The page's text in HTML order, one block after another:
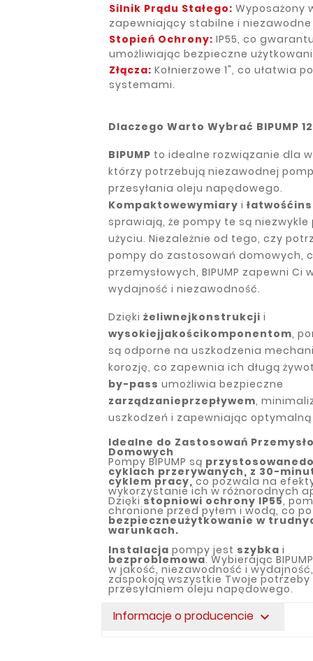
Silnik Prądu Stałego: Wyposażony
zapewniający stabilne i niezawodne
Stopień Ochrony: IP55, co
umożliwiając bezpieczne
Złącza: Kołnierzowe 1", co ułatwia
systemami.
Dlaczego Warto Wybrać BIPUMP
BIPUMP to idealne rozwiązanie dla
którzy potrzebują niezawodnej
przesyłania oleju napędowego.
Kompaktowewymiary i łatwość
sprawiają, że pompy te są
użyciu. Niezależnie od tego, czy
pompy do zastosowań domowych,
przemysłowych, BIPUMP zapewni Ci
wydajność i niezawodność.
Dzięki żeliwnejkonstrukcji i
wysokiejjakościkomponentom,
są odporne na uszkodzenia
korozję, co zapewnia ich długą
by-pass umożliwia bezpieczne
zarządzanieprzepływem,
uszkodzeń i zapewniając
Idealne do Zastosowań
Domowych
Pompy BIPUMP są przystosowane
cyklach przerywanych, z 30-
cyklem pracy,co pozwala na
wykorzystanie ich w różnorodnych
Dzięki stopniowi ochrony IP55,
chronione przed pyłem i wodą, co
bezpieczneużytkowanie w
warunkach.
Instalacja pompy jest szybka i
bezproblemowa. Wybierając
w jakość, niezawodność i
zaspokoją wszystkie Twoje
przesyłaniem oleju napędowego.
Informacje o producencie expand_more